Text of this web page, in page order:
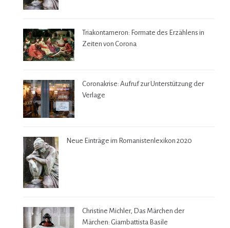
Triakontameron: Formate des Erzählens in
Zeiten von Corona
Coronakrise: Aufruf zur Unterstützung der
Verlage
Neue Einträge im Romanistenlexikon 2020
Christine Michler, Das Märchen der
Märchen: Giambattista Basile